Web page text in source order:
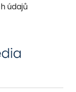
údajů